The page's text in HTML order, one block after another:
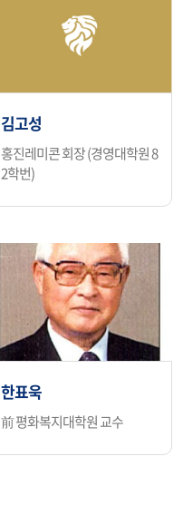
김고성
홍진레미콘 회장 (경영대학원 8
2학번)
한표욱
前 평화복지대학원 교수